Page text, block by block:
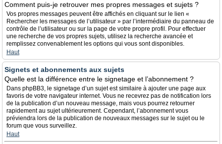
Comment puis-je retrouver mes propres messages et sujets ?
Vos propres messages peuvent être affichés en cliquant sur le lien «
Rechercher les messages de l’utilisateur » par l’intermédiaire du panneau de
contrôle de l’utilisateur ou sur la page de votre propre profil. Pour effectuer
une recherche de vos propres sujets, utilisez la recherche avancée et
remplissez convenablement les options qui vous sont disponibles.
Haut
Signets et abonnements aux sujets
Quelle est la différence entre le signetage et l’abonnement ?
Dans phpBB3, le signetage d’un sujet est similaire à ajouter une page aux
favoris de votre navigateur internet. Vous ne recevrez pas de notification lors
de la publication d’un nouveau message, mais vous pourrez retourner
rapidement au sujet ultérieurement. Cependant, l’abonnement vous
préviendra lors de la publication de nouveaux messages sur le sujet ou le
forum que vous surveillez.
Haut